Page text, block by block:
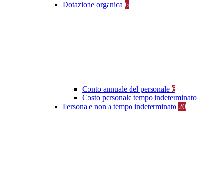
Dotazione organica 6
Conto annuale del personale 6
Costo personale tempo indeterminato
Personale non a tempo indeterminato 20